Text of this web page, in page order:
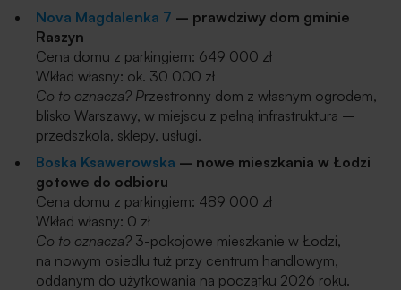
Nova Magdalenka 7 – prawdziwy dom gminie
Raszyn
Cena domu z parkingiem: 649 000 zł
Wkład własny: ok. 30 000 zł
Co to oznacza? Przestronny dom z własnym ogrodem,
blisko Warszawy, w miejscu z pełną infrastrukturą –
przedszkola, sklepy, usługi.
Boska Ksawerowska – nowe mieszkania w Łodzi
gotowe do odbioru
Cena domu z parkingiem: 489 000 zł
Wkład własny: 0 zł
Co to oznacza? 3-pokojowe mieszkanie w Łodzi,
na nowym osiedlu tuż przy centrum handlowym,
oddanym do użytkowania na początku 2026 roku.